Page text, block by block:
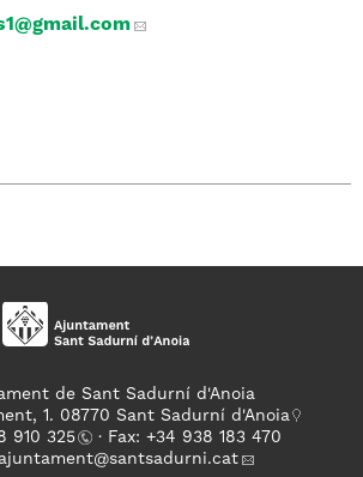
@gmail.com
de Sant Sadurní d'Anoia
1. 08770 Sant Sadurní d'Anoia
910 325
· Fax: +34 938 183 470
ajuntament@santsadurni.cat